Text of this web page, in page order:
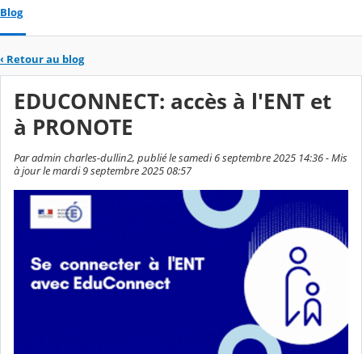
Blog
‹ Retour au blog
EDUCONNECT: accès à l'ENT et
à PRONOTE
Par admin charles-dullin2, publié le samedi 6 septembre 2025 14:36 - Mis
à jour le mardi 9 septembre 2025 08:57